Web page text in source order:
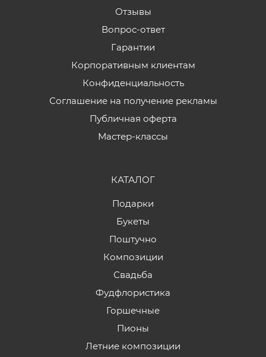
Отзывы
Вопрос-ответ
Гарантии
Корпоративным клиентам
Конфиденциальность
Соглашение на получение рекламы
Публичная оферта
Мастер-классы
КАТАЛОГ
Подарки
Букеты
Поштучно
Композиции
Свадьба
Фудфлористика
Горшечные
Пионы
Летние композиции